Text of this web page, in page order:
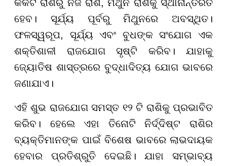
କର୍କଟ ରାଶିରୁ ନିଜ ରାଶି, ମିଥୁନ ରାଶିକୁ ସ୍ଥାନାନ୍ତରିତ
ହେବ। ସୂର୍ଯ୍ୟ ପୂର୍ବରୁ ମିଥୁନରେ ଅବସ୍ଥିତ।
ଫଳସ୍ୱରୂପ, ସୂର୍ଯ୍ୟ ଏବଂ ବୁଧଙ୍କ ସଂଯୋଗ ଏକ
ଶକ୍ତିଶାଳୀ ରାଜଯୋଗ ସୃଷ୍ଟି କରିବ। ଯାହାକୁ
ଜ୍ୟୋତିଷ ଶାସ୍ତ୍ରରେ ବୁଦ୍ଧାଦିତ୍ୟ ଯୋଗ ଭାବରେ
ଜଣାଯାଏ।
ଏହି ଶୁଭ ରାଜଯୋଗ ସମସ୍ତ ୧୨ ଟି ରାଶିକୁ ପ୍ରଭାବିତ
କରିବ। ହେଲେ ଏହା ତିନୋଟି ନିର୍ଦ୍ଦିଷ୍ଟ ରାଶିର
ବ୍ୟକ୍ତିମାନଙ୍କ ପାଇଁ ବିଶେଷ ଭାବରେ ଲାଭଦାୟକ
ହେବାର ପ୍ରତିଶ୍ରୁତି ଦେଇଛି। ଯାହା ସମ୍ଭାବ୍ୟ